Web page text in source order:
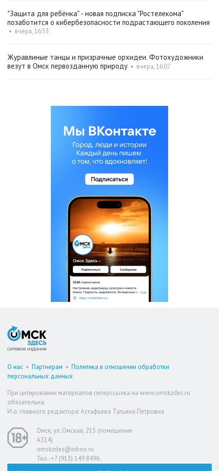
"Защита для ребёнка" - новая подписка "Ростелекома"
позаботится о кибербезопасности подрастающего поколения
• вчера, 16:53
Журавлиные танцы и призрачные орхидеи. Фотохудожники
везут в Омск первозданную природу • вчера, 16:07
О нас • Партнерам • Политика в отношении обработки
персональных данных
При цитировании материалов гиперссылка на www.omskzdes.ru
обязательна.
И.о. главного редактора: Астафьева Татьяна Петровна
Омск, ул. Омская, 215 (помещение
А314)
omskzdes@inbox.ru
Тел.: +7 (913) 149 8496